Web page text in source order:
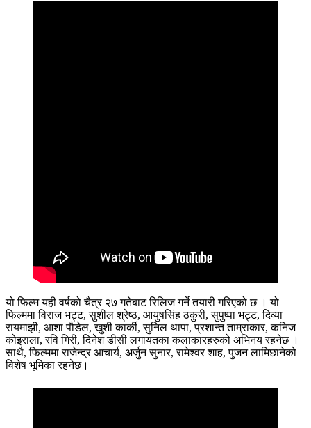
यो फिल्म यही वर्षको चैत्र २७ गतेबाट रिलिज गर्ने तयारी गरिएको छ । यो
फिल्ममा विराज भट्ट, सुशील श्रेष्ठ, आयुषसिंह ठकुरी, सुपुष्पा भट्ट, दिव्या
रायमाझी, आशा पौडेल, खुशी कार्की, सुनिल थापा, प्रशान्त ताम्राकार, कनिज
कोइराला, रवि गिरी, दिनेश डीसी लगायतका कलाकारहरुको अभिनय रहनेछ ।
साथै, फिल्ममा राजेन्द्र आचार्य, अर्जुन सुनार, रामेश्वर शाह, पुजन लामिछानेको
विशेष भूमिका रहनेछ।